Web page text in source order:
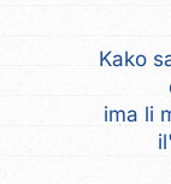
Kako
ima li